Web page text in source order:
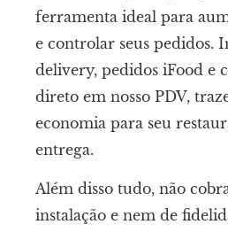
ferramenta ideal para
e controlar seus pedidos.
delivery, pedidos iFood e
direto em nosso PDV,
economia para seu
entrega.
Além disso tudo, não
instalação e nem de